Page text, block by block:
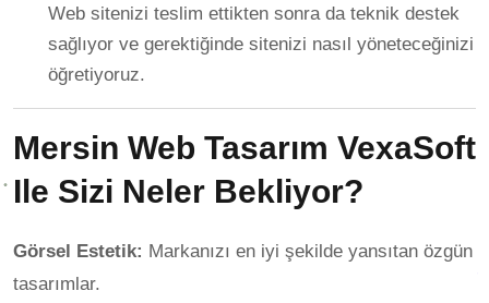
Web sitenizi teslim ettikten sonra da teknik destek
sağlıyor ve gerektiğinde sitenizi nasıl yöneteceğinizi
öğretiyoruz.
Mersin Web Tasarım VexaSoft
Ile Sizi Neler Bekliyor?
Görsel Estetik: Markanızı en iyi şekilde yansıtan özgün
tasarımlar.